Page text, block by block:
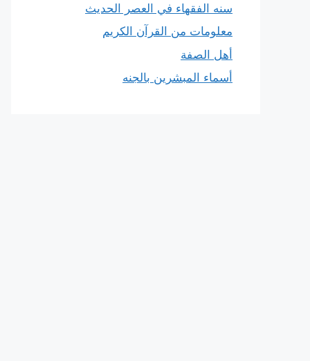
سنه الفقهاء في العصر الحديث
معلومات من القرآن الكريم
أهل الصفة
أسماء المبشرين بالجنه